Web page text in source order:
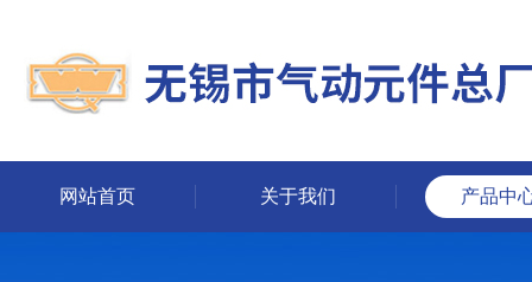
网站首页 关于我们 产品中